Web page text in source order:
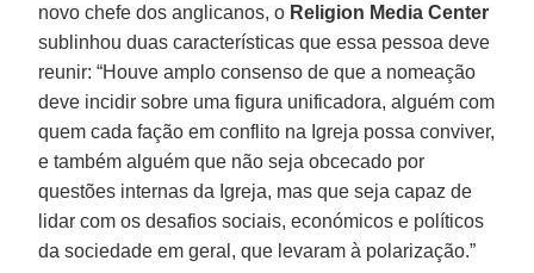
novo chefe dos anglicanos, o Religion Media Center
sublinhou duas características que essa pessoa deve
reunir: “Houve amplo consenso de que a nomeação
deve incidir sobre uma figura unificadora, alguém com
quem cada fação em conflito na Igreja possa conviver,
e também alguém que não seja obcecado por
questões internas da Igreja, mas que seja capaz de
lidar com os desafios sociais, económicos e políticos
da sociedade em geral, que levaram à polarização.”